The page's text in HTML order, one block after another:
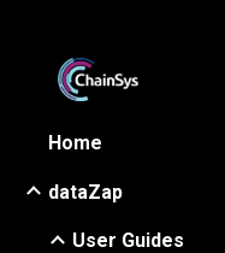
Home
dataZap
User Guides